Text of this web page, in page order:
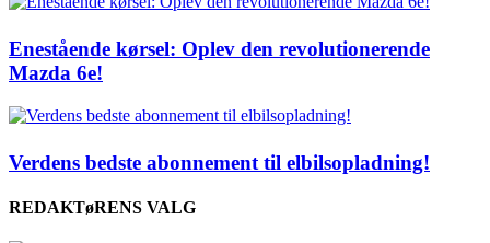
Enestående kørsel: Oplev den revolutionerende
Mazda 6e!
Verdens bedste abonnement til elbilsopladning!
REDAKTøRENS VALG